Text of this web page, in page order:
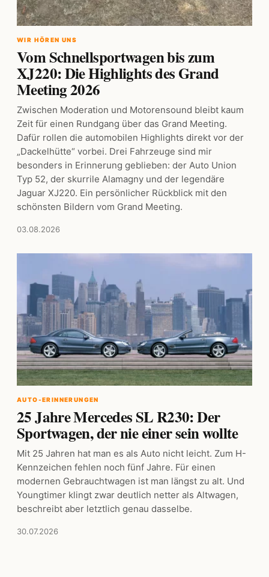
WIR HÖREN UNS
Vom Schnellsportwagen bis zum
XJ220: Die Highlights des Grand
Meeting 2026
Zwischen Moderation und Motorensound bleibt kaum
Zeit für einen Rundgang über das Grand Meeting.
Dafür rollen die automobilen Highlights direkt vor der
„Dackelhütte“ vorbei. Drei Fahrzeuge sind mir
besonders in Erinnerung geblieben: der Auto Union
Typ 52, der skurrile Alamagny und der legendäre
Jaguar XJ220. Ein persönlicher Rückblick mit den
schönsten Bildern vom Grand Meeting.
03.08.2026
AUTO-ERINNERUNGEN
25 Jahre Mercedes SL R230: Der
Sportwagen, der nie einer sein wollte
Mit 25 Jahren hat man es als Auto nicht leicht. Zum H-
Kennzeichen fehlen noch fünf Jahre. Für einen
modernen Gebrauchtwagen ist man längst zu alt. Und
Youngtimer klingt zwar deutlich netter als Altwagen,
beschreibt aber letztlich genau dasselbe.
30.07.2026